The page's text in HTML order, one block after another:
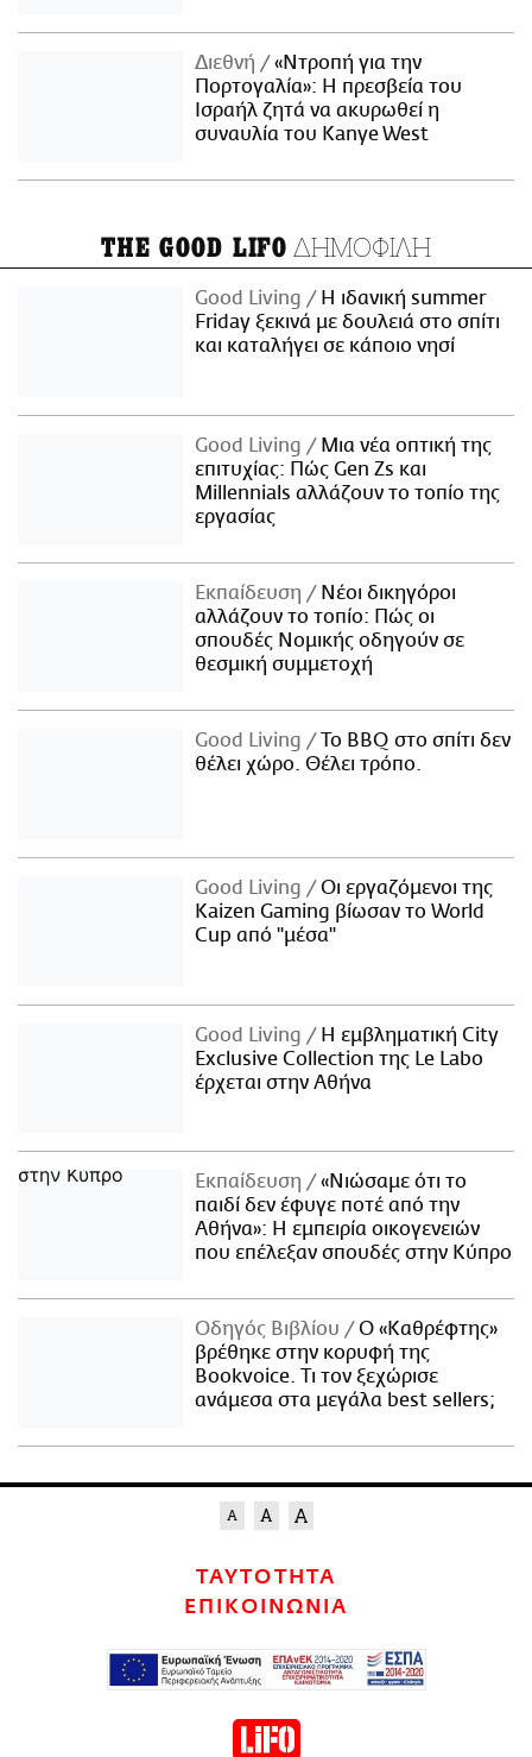
Διεθνή
«Ντροπή για την
Πορτογαλία»: Η πρεσβεία του
Ισραήλ ζητά να ακυρωθεί η
συναυλία του Kanye West
THE GOOD LIFO ΔΗΜΟΦΙΛΗ
Good Living
Η ιδανική summer
Friday ξεκινά με δουλειά στο σπίτι
και καταλήγει σε κάποιο νησί
Good Living
Μια νέα οπτική της
επιτυχίας: Πώς Gen Zs και
Millennials αλλάζουν το τοπίο της
εργασίας
Εκπαίδευση
Νέοι δικηγόροι
αλλάζουν το τοπίο: Πώς οι
σπουδές Νομικής οδηγούν σε
θεσμική συμμετοχή
Good Living
Το BBQ στο σπίτι δεν
θέλει χώρο. Θέλει τρόπο.
Good Living
Οι εργαζόμενοι της
Kaizen Gaming βίωσαν το World
Cup από "μέσα"
Good Living
Η εμβληματική City
Exclusive Collection της Le Labo
έρχεται στην Αθήνα
Εκπαίδευση
«Νιώσαμε ότι το
παιδί δεν έφυγε ποτέ από την
Αθήνα»: Η εμπειρία οικογενειών
που επέλεξαν σπουδές στην Κύπρο
Οδηγός Βιβλίου
Ο «Καθρέφτης»
βρέθηκε στην κορυφή της
Bookvoice. Τι τον ξεχώρισε
ανάμεσα στα μεγάλα best sellers;
ΤΑΥΤΟΤΗΤΑ
ΕΠΙΚΟΙΝΩΝΙΑ